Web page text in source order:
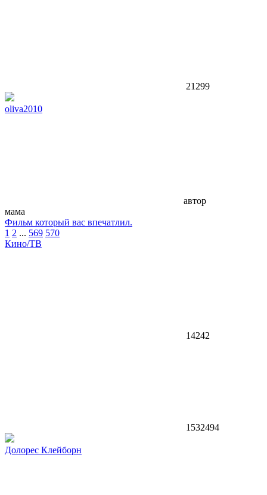
21299
oliva2010
автор
мама
Фильм который вас впечатлил.
1 2 ... 569 570
Кино/ТВ
14242
1532494
Долорес Клейборн